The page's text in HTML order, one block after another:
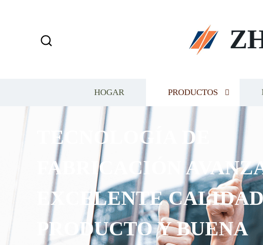
HOGAR PRODUCTOS
TECNOLOGÍA DE
FABRICACIÓN
EXCELENTE
PRODUCTO Y BUENA